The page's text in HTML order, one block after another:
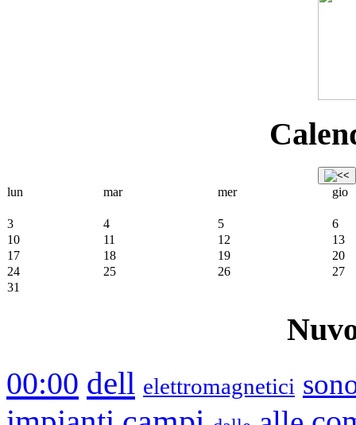
lun
mar mer gio
3 4 5
6
10
11 12
13
17
18 19
20
24
25 26
27
31
00:00 dell elettromagnetici